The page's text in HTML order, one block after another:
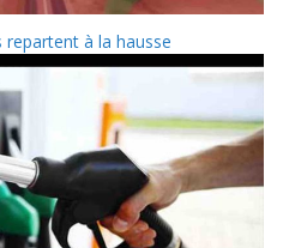
repartent à la hausse